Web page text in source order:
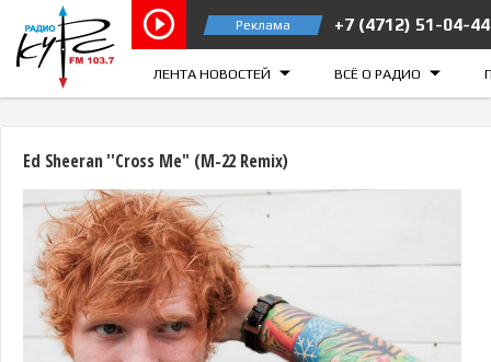
Реклама +7 (4712) 51-04-44
ЛЕНТА НОВОСТЕЙ ВСЁ О РАДИО
Курск 103.7 FM Железногорск
Ed Sheeran ''Cross Me'' (M-22 Remix)